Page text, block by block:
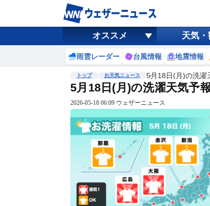
オススメ 天気・
雨雲レーダー 台風情報 地震情報
トップ お天気ニュース 5月18日(月)の洗濯
5月18日(月)の洗濯天気
2026-05-18 06:09 ウェザーニュース